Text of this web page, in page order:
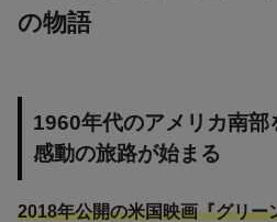
の物語
1960年代のアメリカ南
感動の旅路が始まる
2018年公開の米国映画『グリー